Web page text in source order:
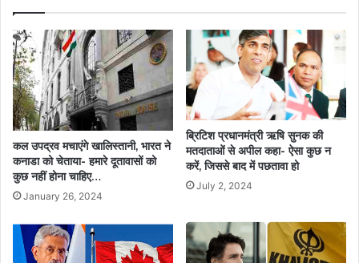
कल उपद्रव मचाएंगे खालिस्तानी, भारत ने
कनाडा को चेताया- हमारे दूतावासों को
कुछ नहीं होना चाहिए…
January 26, 2024
ब्रिटिश प्रधानमंत्री ऋषि सुनक की
मतदाताओं से अपील कहा- ऐसा कुछ न
करें, जिससे बाद में पछतावा हो
July 2, 2024